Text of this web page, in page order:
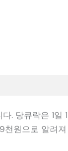
. 당큐락은 1일
천원으로 알려